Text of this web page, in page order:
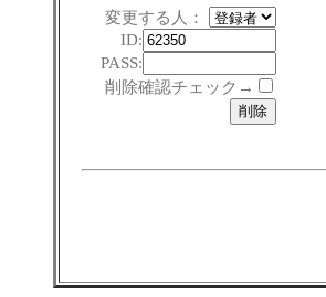
変更する人：
ID:
PASS:
削除確認チェック→